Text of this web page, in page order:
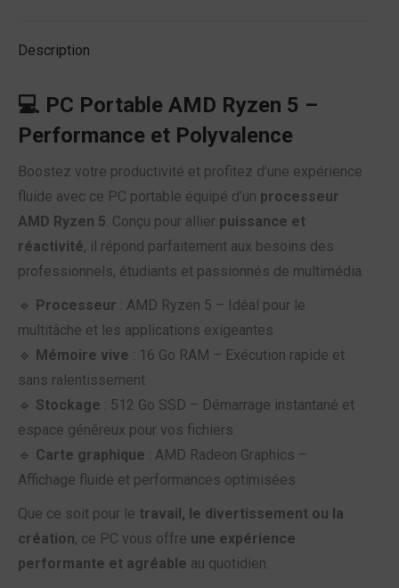
Description
💻 PC Portable AMD Ryzen 5 –
Performance et Polyvalence
Boostez votre productivité et profitez d’une expérience
fluide avec ce PC portable équipé d’un processeur
AMD Ryzen 5. Conçu pour allier puissance et
réactivité, il répond parfaitement aux besoins des
professionnels, étudiants et passionnés de multimédia.
🔹 Processeur : AMD Ryzen 5 – Idéal pour le
multitâche et les applications exigeantes
🔹 Mémoire vive : 16 Go RAM – Exécution rapide et
sans ralentissement
🔹 Stockage : 512 Go SSD – Démarrage instantané et
espace généreux pour vos fichiers
🔹 Carte graphique : AMD Radeon Graphics –
Affichage fluide et performances optimisées
Que ce soit pour le travail, le divertissement ou la
création, ce PC vous offre une expérience
performante et agréable au quotidien.